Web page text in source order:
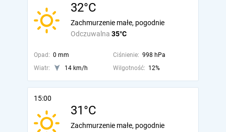
32°C
Odczuwalna 35°C
Zachmurzenie małe, pogodnie
Opad: 0 mm Ciśnienie: 998 hPa
Wiatr:
14 km/h Wilgotność: 12%
15:00
31°C
Zachmurzenie małe, pogodnie